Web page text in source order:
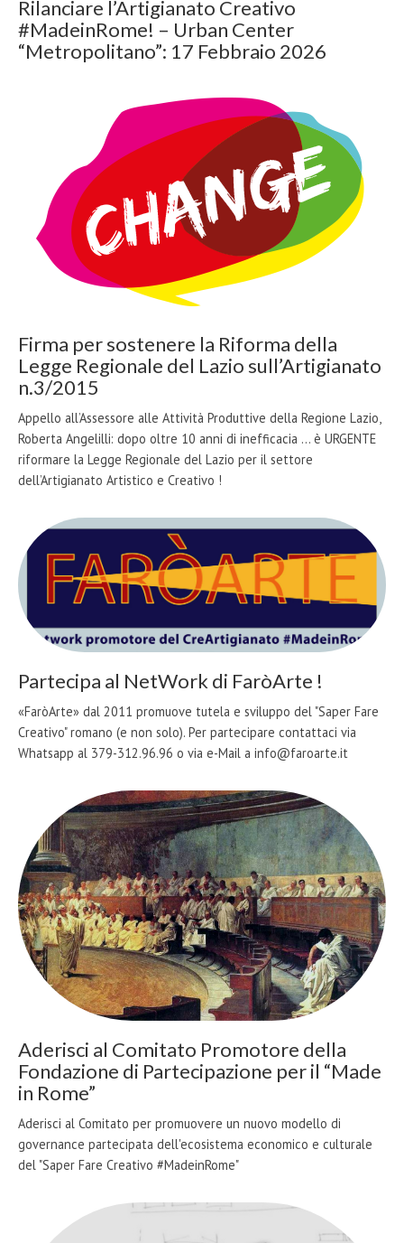
Rilanciare l’Artigianato Creativo
#MadeinRome! – Urban Center
“Metropolitano”: 17 Febbraio 2026
Firma per sostenere la Riforma della
Legge Regionale del Lazio sull’Artigianato
n.3/2015
Appello all’Assessore alle Attività Produttive della Regione Lazio,
Roberta Angelilli: dopo oltre 10 anni di inefficacia ... è URGENTE
riformare la Legge Regionale del Lazio per il settore
dell’Artigianato Artistico e Creativo !
Partecipa al NetWork di FaròArte !
«FaròArte» dal 2011 promuove tutela e sviluppo del "Saper Fare
Creativo" romano (e non solo). Per partecipare contattaci via
Whatsapp al 379-312.96.96 o via e-Mail a info@faroarte.it
Aderisci al Comitato Promotore della
Fondazione di Partecipazione per il “Made
in Rome”
Aderisci al Comitato per promuovere un nuovo modello di
governance partecipata dell'ecosistema economico e culturale
del "Saper Fare Creativo #MadeinRome"